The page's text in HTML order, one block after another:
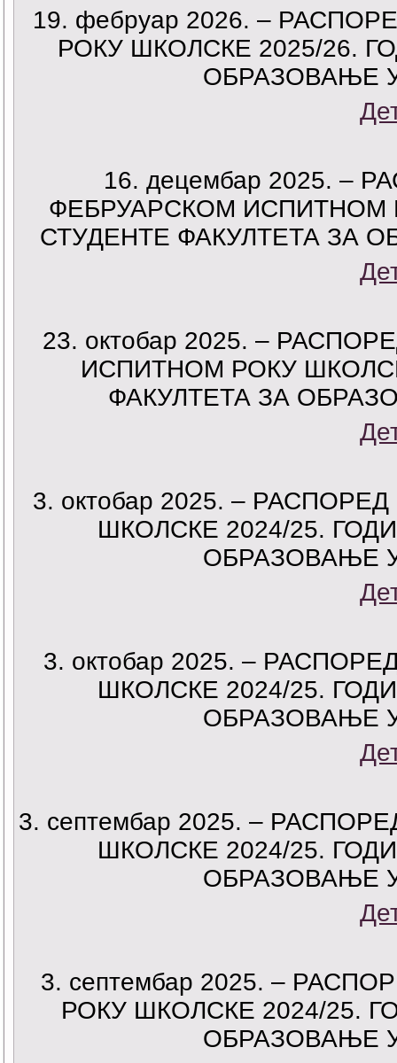
19. фебруар 2026. –
РОКУ ШКОЛСКЕ 2025/26.
ОБРАЗОВАЊЕ
16. децембар 2025. –
ФЕБРУАРСКОМ ИСПИТНОМ
СТУДЕНТЕ ФАКУЛТЕТА ЗА
23. октобар 2025. –
ИСПИТНОМ РОКУ
ФАКУЛТЕТА ЗА
3. октобар 2025. –
ШКОЛСКЕ 2024/25.
ОБРАЗОВАЊЕ
3. октобар 2025. –
ШКОЛСКЕ 2024/25.
ОБРАЗОВАЊЕ
3. септембар 2025. –
ШКОЛСКЕ 2024/25.
ОБРАЗОВАЊЕ
3. септембар 2025. –
РОКУ ШКОЛСКЕ 2024/25.
ОБРАЗОВАЊЕ